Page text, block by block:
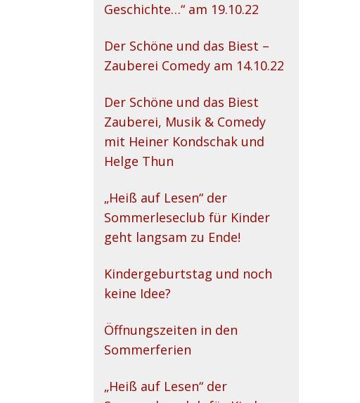
Geschichte…“ am 19.10.22
Der Schöne und das Biest –
Zauberei Comedy am 14.10.22
Der Schöne und das Biest
Zauberei, Musik & Comedy
mit Heiner Kondschak und
Helge Thun
„Heiß auf Lesen“ der
Sommerleseclub für Kinder
geht langsam zu Ende!
Kindergeburtstag und noch
keine Idee?
Öffnungszeiten in den
Sommerferien
„Heiß auf Lesen“ der